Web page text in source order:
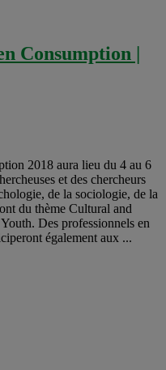
Consumption |
2018 aura lieu du 4 au 6
et des chercheurs
de la sociologie, de la
du thème Cultural and
Des professionnels en
également aux ...